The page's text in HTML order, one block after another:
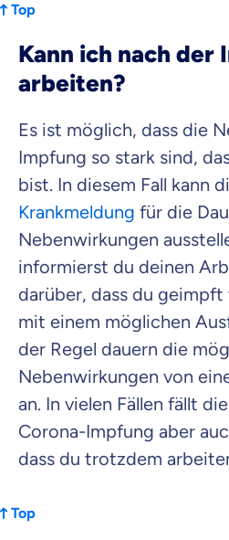
Top
Kann ich nach der
arbeiten?
Es ist möglich, dass die
Impfung so stark sind,
bist. In diesem Fall kann
Krankmeldung für die
Nebenwirkungen
informierst du deinen
darüber, dass du
mit einem möglichen
der Regel dauern die
Nebenwirkungen von
an. In vielen Fällen fällt
Corona-Impfung aber
dass du trotzdem
Top